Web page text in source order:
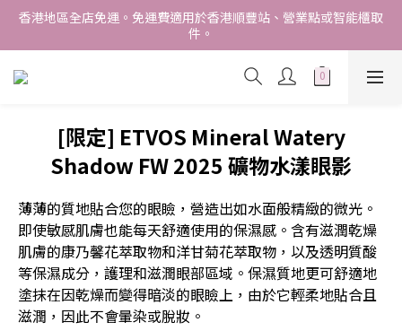
香港地區全店免運。免運費適用於香港順豐站、營業點或智能櫃取
件。
香港地區全店免運。免運費適用於香港順豐站、營業點或智能櫃取
件。
Free delivery within Hong Kong SAR. Applicable to Hong
Kong S.F store,business station or SF locker pick up.
STARTING FROM HKD280/3KG.
香港地區全店免運。免運費適用於香港順豐站、營業點或智能櫃取
[限定] ETVOS Mineral Watery
Shadow FW 2025 礦物水漾眼影
薄薄的質地貼合您的眼瞼，營造出如水面般精緻的微光。
即使敏感肌膚也能每天舒適使用的保濕感。含有滋潤乾燥
肌膚的康乃馨花萃取物和洋甘菊花萃取物，以及透明質酸
等保濕成分，護理和滋潤眼部區域。保濕質地更可舒適地
塗抹在因乾燥而變得暗淡的眼瞼上，由於它輕柔地貼合且
滋潤，因此不會暈染或脫妝。